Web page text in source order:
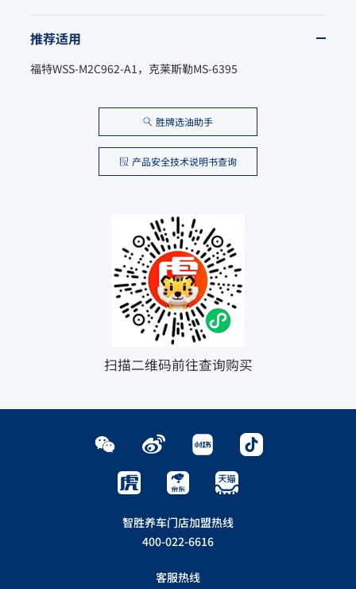
推荐适用
福特WSS-M2C962-A1，克莱斯勒MS-6395
胜牌选油助手
产品安全技术说明书查询
扫描二维码前往查询购买
智胜养车门店加盟热线
400-022-6616
客服热线